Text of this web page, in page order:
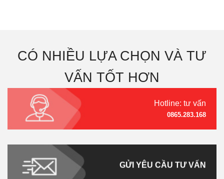
CÓ NHIỀU LỰA CHỌN VÀ TƯ
VẤN TỐT HƠN
Hotline: tư vấn
0865.283.168
GỬI YÊU CẦU TƯ VẤN